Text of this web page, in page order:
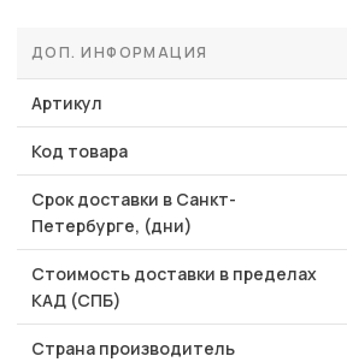
ДОП. ИНФОРМАЦИЯ
Артикул
Код товара
Срок доставки в Санкт-
Петербурге, (дни)
Стоимость доставки в пределах
КАД (СПБ)
Страна производитель